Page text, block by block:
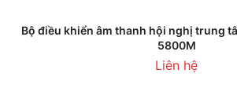
Bộ điều khiển âm thanh hội nghị trung
5800M
Liên hệ